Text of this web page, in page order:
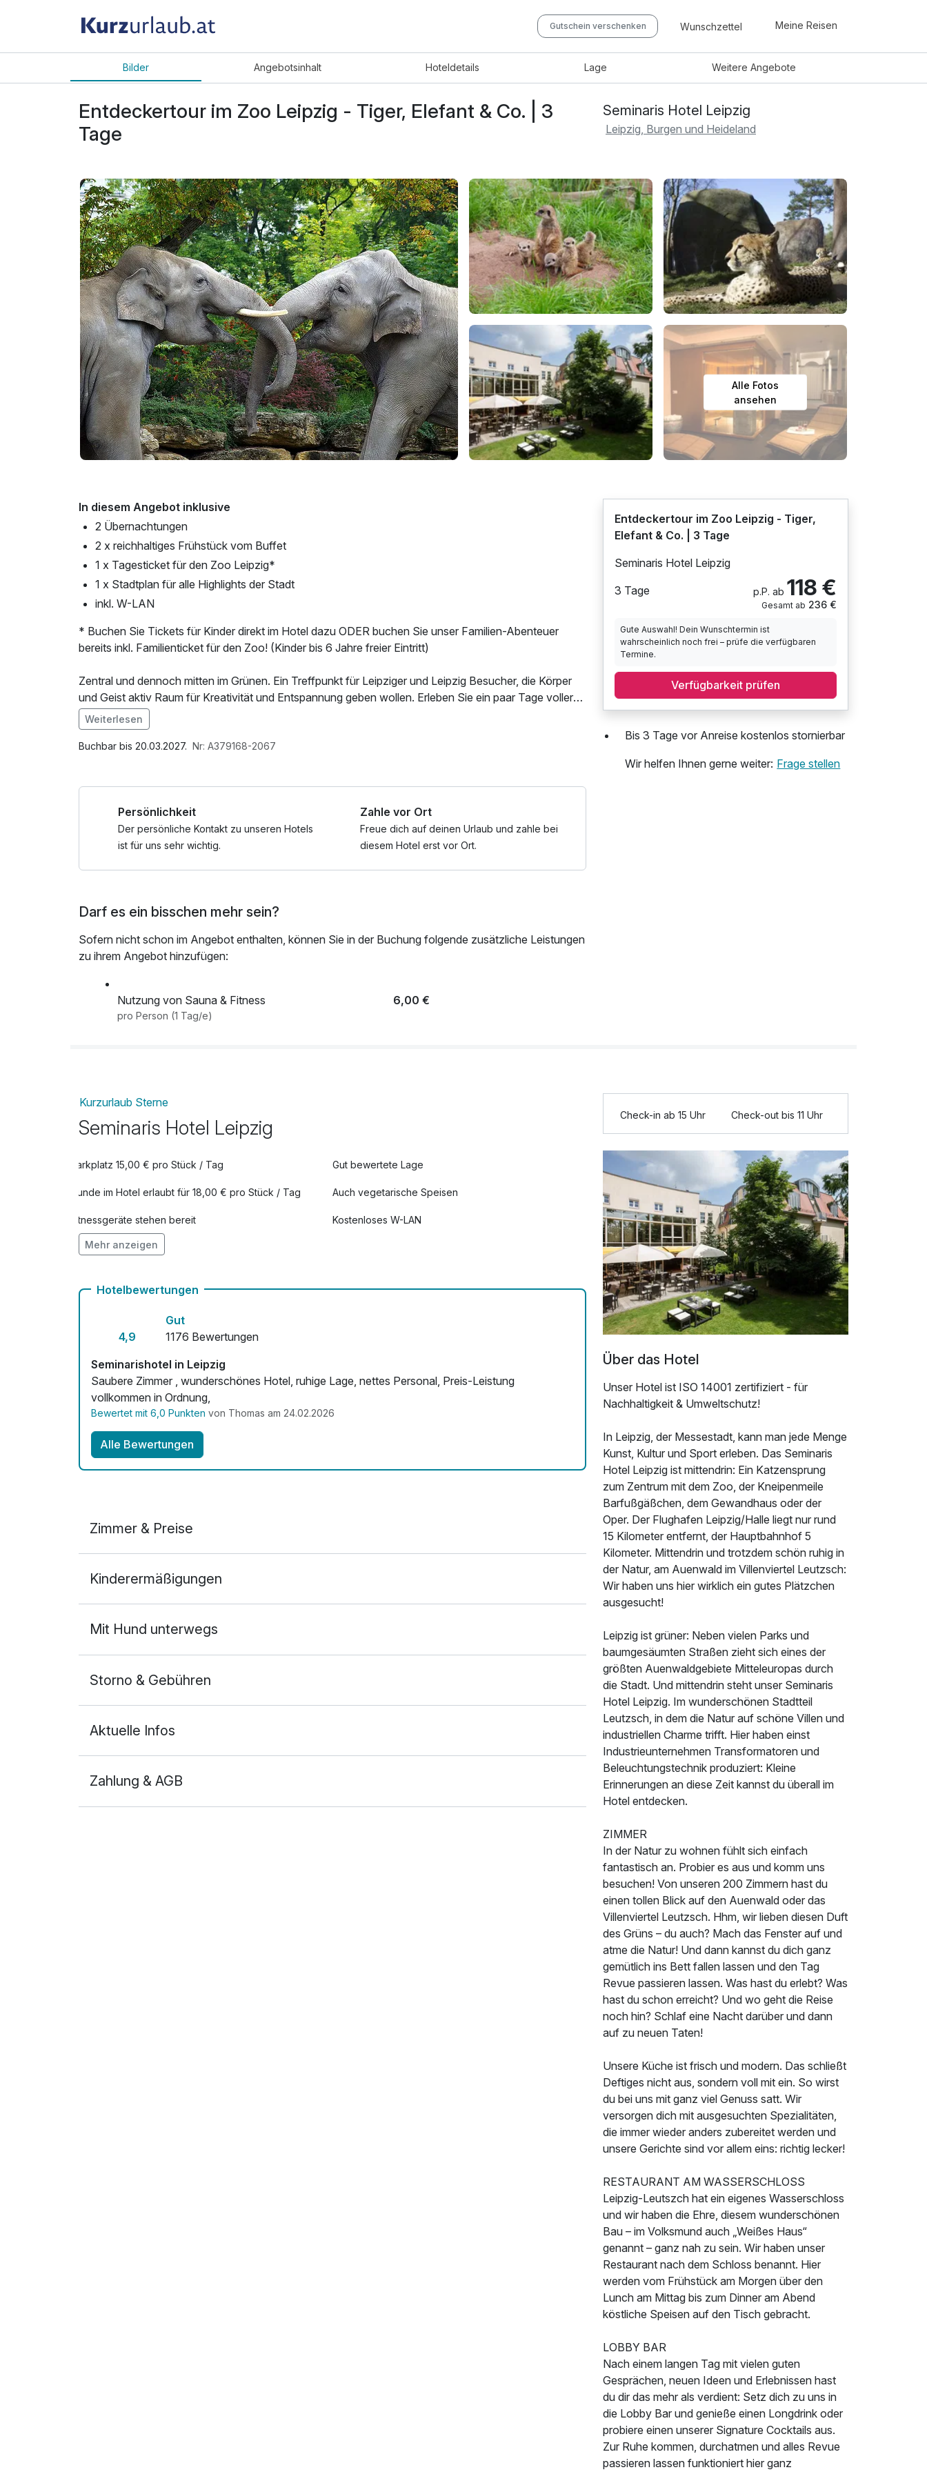
Gutschein verschenken Wunschzettel Meine Reisen
Bilder Angebotsinhalt Hoteldetails Lage WeitereAngebote
Entdeckertour im Zoo Leipzig - Tiger, Elefant & Co. | 3
Tage
Seminaris Hotel Leipzig
Leipzig, Burgen und Heideland
Alle Fotos
ansehen
In diesem Angebot inklusive
2 Übernachtungen
2 x reichhaltiges Frühstück vom Buffet
1 x Tagesticket für den Zoo Leipzig*
1 x Stadtplan für alle Highlights der Stadt
inkl. W-LAN
* Buchen Sie Tickets für Kinder direkt im Hotel dazu ODER buchen Sie unser Familien-Abenteuer
bereits inkl. Familienticket für den Zoo! (Kinder bis 6 Jahre freier Eintritt)
Zentral und dennoch mitten im Grünen. Ein Treffpunkt für Leipziger und Leipzig Besucher, die Körper
und Geist aktiv Raum für Kreativität und Entspannung geben wollen. Erleben Sie ein paar Tage voller
Kultur und voller Tierliebe. Füttern Sie die Tiere im Leipziger Zoo und lassen Sie den Stress zu Hause.
Im Angebot enthalten
W-LAN Nutzung / Internetnutzung
Weiterlesen
Buchbar bis 20.03.2027. Nr: A379168-2067
Persönlichkeit
Der persönliche Kontakt zu unseren Hotels
ist für uns sehr wichtig.
Zahle vor Ort
Freue dich auf deinen Urlaub und zahle bei
diesem Hotel erst vor Ort.
Darf es ein bisschen mehr sein?
Sofern nicht schon im Angebot enthalten, können Sie in der Buchung folgende zusätzliche Leistungen
zu ihrem Angebot hinzufügen:
Nutzung von Sauna & Fitness 6,00 €
pro Person (1 Tag/e)
Entdeckertour im Zoo Leipzig - Tiger,
Elefant & Co. | 3 Tage
Seminaris Hotel Leipzig
3 Tage
p.P. ab 118 €
Gesamt ab 236 €
Gute Auswahl! Dein Wunschtermin ist
wahrscheinlich noch frei – prüfe die verfügbaren
Termine.
Verfügbarkeit prüfen
Bis 3 Tage vor Anreise kostenlos stornierbar
Wir helfen Ihnen gerne weiter: Frage stellen
Kurzurlaub Sterne
Seminaris Hotel Leipzig
Parkplatz 15,00 € pro Stück / Tag Gut bewertete Lage
Hunde im Hotel erlaubt für 18,00 € pro Stück / Tag Auch vegetarische Speisen
Fitnessgeräte stehen bereit Kostenloses W-LAN
Mit Hotelbar
Mehr anzeigen
Hotelbewertungen
4,9
Gut
1176 Bewertungen
Seminarishotel in Leipzig
Saubere Zimmer , wunderschönes Hotel, ruhige Lage, nettes Personal, Preis-Leistung
vollkommen in Ordnung,
Bewertet mit 6,0 Punkten von Thomas am 24.02.2026
Alle Bewertungen
Zimmer & Preise
2 Erwachsene und 1 Kind
Kinderermäßigungen
Mit Hund unterwegs
Storno & Gebühren
Aktuelle Infos
Zahlung & AGB
Check-in ab 15 Uhr Check-out bis 11 Uhr
Über das Hotel
Unser Hotel ist ISO 14001 zertifiziert - für
Nachhaltigkeit & Umweltschutz!
In Leipzig, der Messestadt, kann man jede Menge
Kunst, Kultur und Sport erleben. Das Seminaris
Hotel Leipzig ist mittendrin: Ein Katzensprung
zum Zentrum mit dem Zoo, der Kneipenmeile
Barfußgäßchen, dem Gewandhaus oder der
Oper. Der Flughafen Leipzig/Halle liegt nur rund
15 Kilometer entfernt, der Hauptbahnhof 5
Kilometer. Mittendrin und trotzdem schön ruhig in
der Natur, am Auenwald im Villenviertel Leutzsch:
Wir haben uns hier wirklich ein gutes Plätzchen
ausgesucht!
Leipzig ist grüner: Neben vielen Parks und
baumgesäumten Straßen zieht sich eines der
größten Auenwaldgebiete Mitteleuropas durch
die Stadt. Und mittendrin steht unser Seminaris
Hotel Leipzig. Im wunderschönen Stadtteil
Leutzsch, in dem die Natur auf schöne Villen und
industriellen Charme trifft. Hier haben einst
Industrieunternehmen Transformatoren und
Beleuchtungstechnik produziert: Kleine
Erinnerungen an diese Zeit kannst du überall im
Hotel entdecken.
ZIMMER
In der Natur zu wohnen fühlt sich einfach
fantastisch an. Probier es aus und komm uns
besuchen! Von unseren 200 Zimmern hast du
einen tollen Blick auf den Auenwald oder das
Villenviertel Leutzsch. Hhm, wir lieben diesen Duft
des Grüns – du auch? Mach das Fenster auf und
atme die Natur! Und dann kannst du dich ganz
gemütlich ins Bett fallen lassen und den Tag
Revue passieren lassen. Was hast du erlebt? Was
hast du schon erreicht? Und wo geht die Reise
noch hin? Schlaf eine Nacht darüber und dann
auf zu neuen Taten!
Unsere Küche ist frisch und modern. Das schließt
Deftiges nicht aus, sondern voll mit ein. So wirst
du bei uns mit ganz viel Genuss satt. Wir
versorgen dich mit ausgesuchten Spezialitäten,
die immer wieder anders zubereitet werden und
unsere Gerichte sind vor allem eins: richtig lecker!
RESTAURANT AM WASSERSCHLOSS
Leipzig-Leutszch hat ein eigenes Wasserschloss
und wir haben die Ehre, diesem wunderschönen
Bau – im Volksmund auch „Weißes Haus“
genannt – ganz nah zu sein. Wir haben unser
Restaurant nach dem Schloss benannt. Hier
werden vom Frühstück am Morgen über den
Lunch am Mittag bis zum Dinner am Abend
köstliche Speisen auf den Tisch gebracht.
LOBBY BAR
Nach einem langen Tag mit vielen guten
Gesprächen, neuen Ideen und Erlebnissen hast
du dir das mehr als verdient: Setz dich zu uns in
die Lobby Bar und genieße einen Longdrink oder
probiere einen unserer Signature Cocktails aus.
Zur Ruhe kommen, durchatmen und alles Revue
passieren lassen funktioniert hier ganz